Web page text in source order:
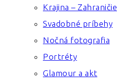
Krajina – Zahraničie
Svadobné príbehy
Nočná fotografia
Portréty
Glamour a akt